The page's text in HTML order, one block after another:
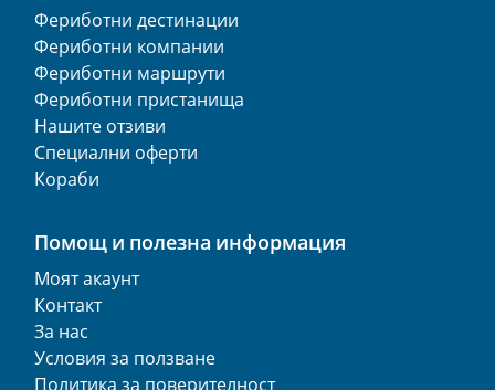
Фериботни дестинации
Фериботни компании
Фериботни маршрути
Фериботни пристанища
Нашите отзиви
Специални оферти
Кораби
Помощ и полезна информация
Моят акаунт
Контакт
За нас
Условия за ползване
Политика за поверителност